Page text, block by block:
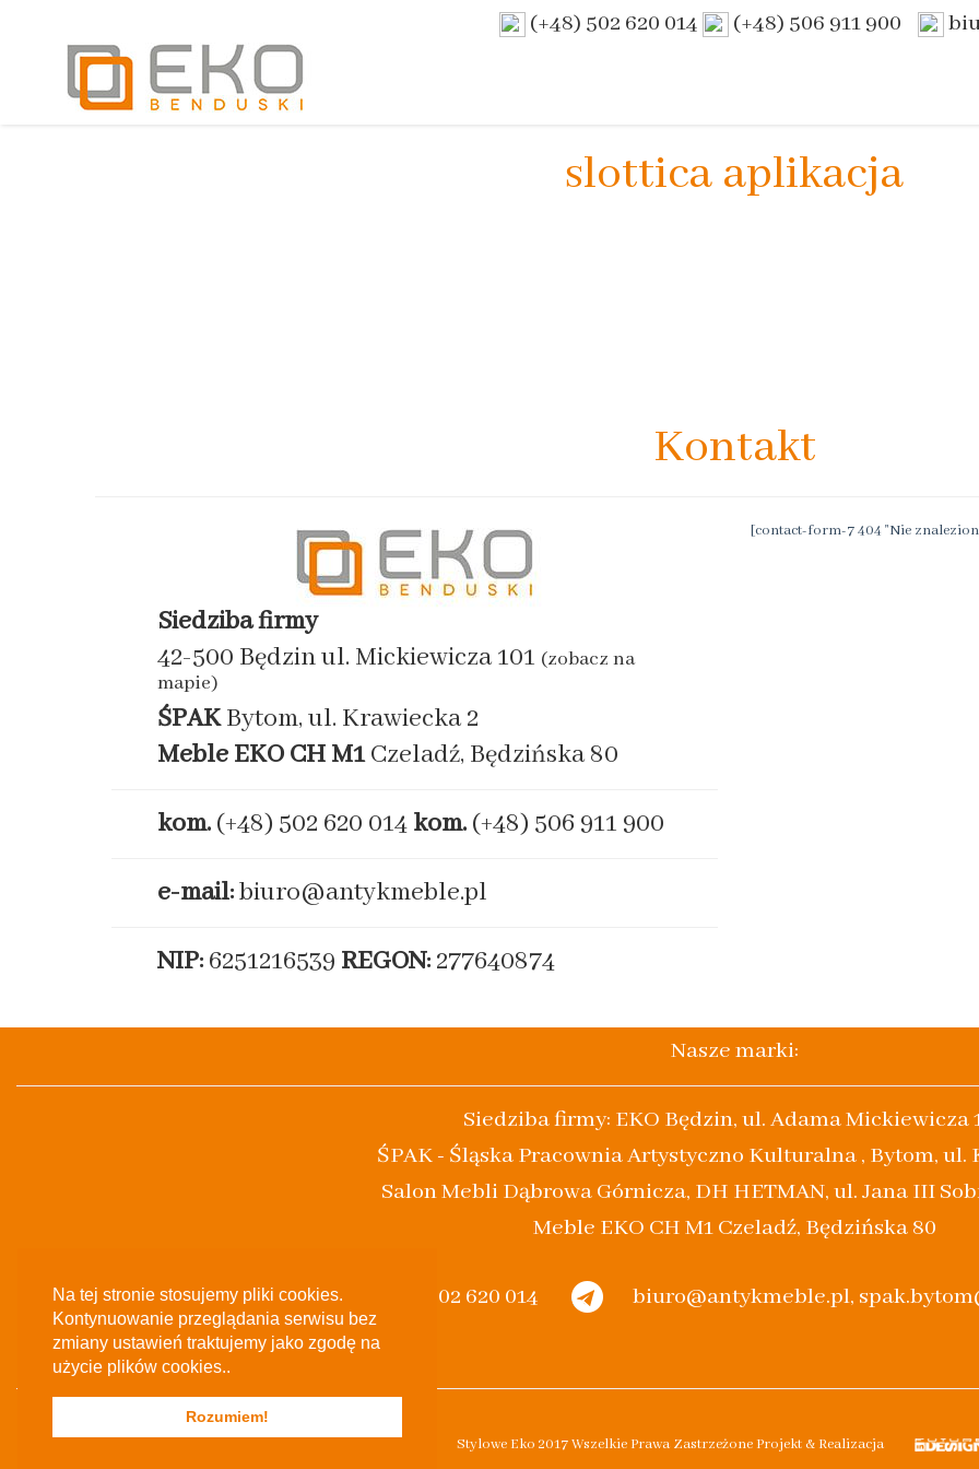
Na tej stronie stosujemy pliki cookies.
Kontynuowanie przeglądania serwisu bez
zmiany ustawień traktujemy jako zgodę na
użycie plików cookies..
Rozumiem!
(+48) 502 620 014 (+48) 506 911 900
slottica aplikacja
Kontakt
Siedziba firmy
42-500 Będzin ul. Mickiewicza 101 (zobacz na
mapie)
ŚPAKBytom, ul. Krawiecka 2
Meble EKO CH M1Czeladź, Będzińska 80
kom. (+48) 502 620 014 kom. (+48) 506 911 900
e-mail:biuro@antykmeble.pl
NIP: 6251216539 REGON: 277640874
[contact-form-7 404 "Nie
Nasze marki:
Siedziba firmy: EKO Będzin, ul. Adama Mickiewicza
ŚPAK - Śląska Pracownia Artystyczno Kulturalna , Bytom, ul.
Salon Mebli Dąbrowa Górnicza, DH HETMAN, ul. Jana III
Meble EKO CH M1 Czeladź, Będzińska 80
(+48) 502 620 014 biuro@antykmeble.pl,
Stylowe Eko 2017 Wszelkie Prawa Zastrzeżone Projekt & Realizacja